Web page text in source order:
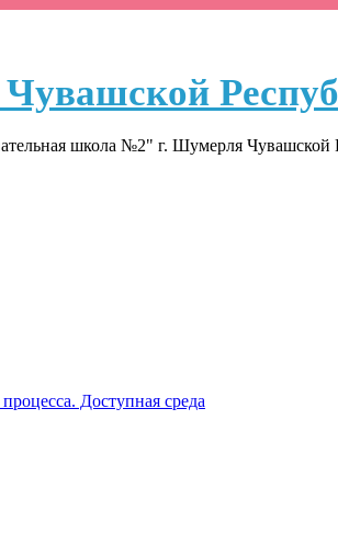
школа №2" г. Шумерля Чувашской
Доступная среда